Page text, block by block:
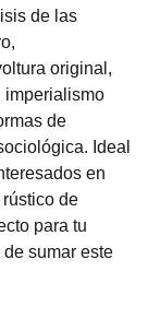
de las
original,
imperialismo
de
Ideal
en
de
para tu
sumar este